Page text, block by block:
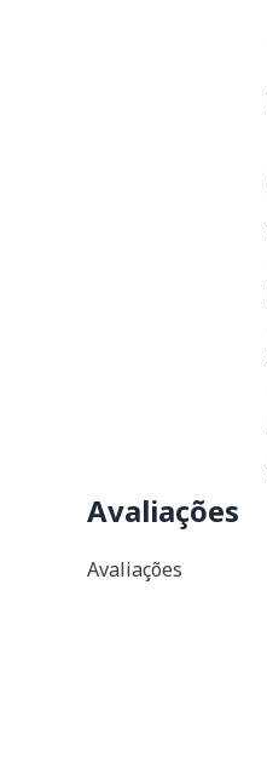
Avaliações
Avaliações